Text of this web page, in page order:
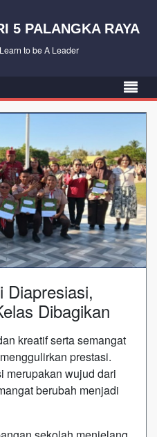
5 PALANGKA RAYA
to be A Leader
Diapresiasi,
Dibagikan
kreatif serta semangat
prestasi.
merupakan wujud dari
berubah menjadi